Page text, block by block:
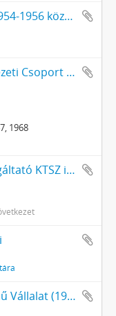
A Dunai Cement- és Mészmű (1954-1956 között a Tatabányai Cement -és Mészmű váci telepe), Vác iratai
A Dunakanyar Termelőszövetkezeti Csoport iratai
1968
A Dunakanyar Vegyesipari Szolgáltató KTSZ iratai
A Dunamenti Víz- és Csatornamű Vállalat (1955-ig Váci Víz- és Csatornaművek) iratai